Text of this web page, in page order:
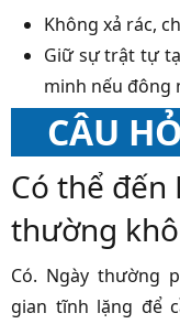
Không xả rác,
Giữ sự trật tự
minh nếu đông
CÂU
Có thể đến
thường
Có. Ngày thường
gian tĩnh lặng để